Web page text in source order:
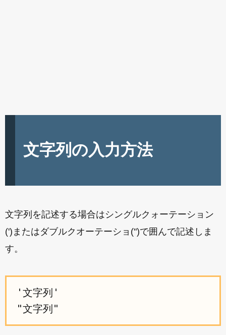
文字列の入力方法
文字列を記述する場合はシングルクォーテーション
(')またはダブルクオーテーショ(")で囲んで記述しま
す。
'文字列'
"文字列"